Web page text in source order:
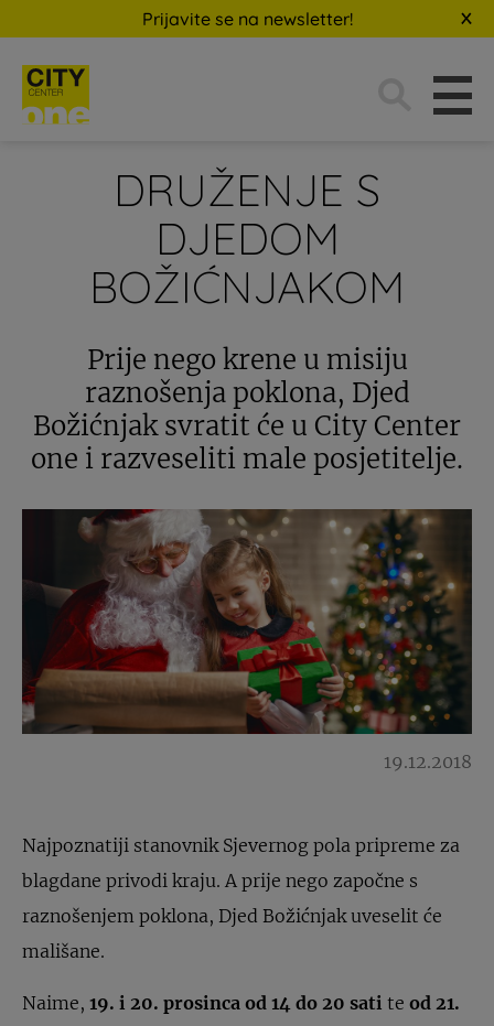
Prijavite se na newsletter!
DRUŽENJE S
DJEDOM
BOŽIĆNJAKOM
Prije nego krene u misiju
raznošenja poklona, Djed
Božićnjak svratit će u City Center
one i razveseliti male posjetitelje.
19.12.2018
Najpoznatiji stanovnik Sjevernog pola pripreme za
blagdane privodi kraju. A prije nego započne s
raznošenjem poklona, Djed Božićnjak uveselit će
mališane.
Naime, 19. i 20. prosinca od 14 do 20 sati te od 21.